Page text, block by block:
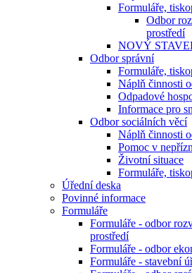
Formuláře,
Odbor
prostředí
NOVÝ
Odbor správní
Formuláře,
Náplň činnosti
Odpadové
Informace pro
Odbor sociálních věcí
Náplň činnosti
Pomoc v
Životní situace
Formuláře,
Úřední deska
Povinné informace
Formuláře
Formuláře - odbor
prostředí
Formuláře - odbor
Formuláře - stavební